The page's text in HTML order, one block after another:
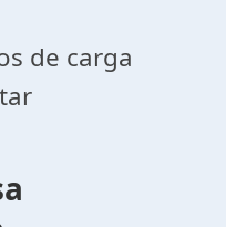
de carga